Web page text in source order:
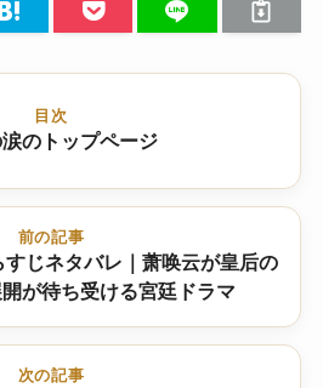
目次
のトップページ
前の記事
じネタバレ｜萧唤云が皇后の
が待ち受ける宮廷ドラマ
次の記事